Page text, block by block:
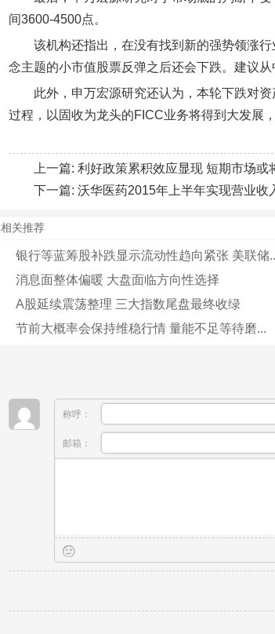
间3600-4500点。
该机构还指出，在没有找到新的强势领涨
念主题的小市值股票反弹之后还会下跌。建议
此外，申万宏源研究还认为，本轮下跌对
过程，以固收为龙头的FICC业务将得到大发展
上一篇: 利好政策累积效应显现 短期市场或
下一篇: 沃华医药2015年上半年实现营业收
相关推荐
银行等蓝筹股补跌显示流动性趋向紧张 美联储
消息面整体偏暖 大盘面临方向性选择
A股延续震荡整理 三大指数尾盘最终收绿
节前大概率会保持维稳行情 量能不足等待磨...
称呼：
邮箱：